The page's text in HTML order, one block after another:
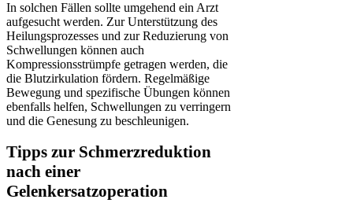
In solchen Fällen sollte umgehend ein Arzt
aufgesucht werden. Zur Unterstützung des
Heilungsprozesses und zur Reduzierung von
Schwellungen können auch
Kompressionsstrümpfe getragen werden, die
die Blutzirkulation fördern. Regelmäßige
Bewegung und spezifische Übungen können
ebenfalls helfen, Schwellungen zu verringern
und die Genesung zu beschleunigen.
Tipps zur Schmerzreduktion
nach einer
Gelenkersatzoperation